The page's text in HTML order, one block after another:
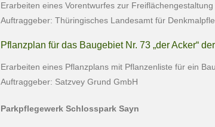
Erarbeiten eines Vorentwurfes zur
Auftraggeber: Thüringisches Landesamt für
Pflanzplan für das Baugebiet Nr. 73 „der Acker“
Erarbeiten eines Pflanzplans mit Pflanzenliste für ein
Auftraggeber: Satzvey Grund GmbH
Parkpflegewerk Schlosspark Sayn